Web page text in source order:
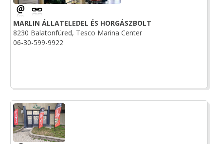
MARLIN ÁLLATELEDEL ÉS HORGÁSZBOLT
8230 Balatonfüred, Tesco Marina Center
06-30-599-9922